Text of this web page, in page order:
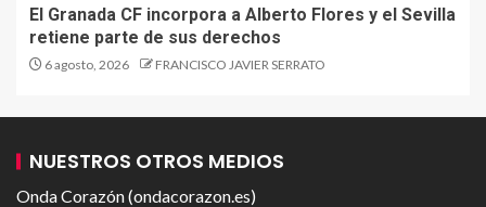
El Granada CF incorpora a Alberto Flores y el Sevilla
retiene parte de sus derechos
6 agosto, 2026 FRANCISCO JAVIER SERRATO
NUESTROS OTROS MEDIOS
Onda Corazón (ondacorazon.es)